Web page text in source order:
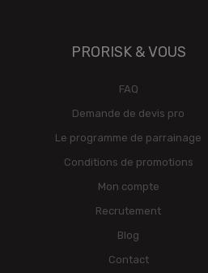
PRORISK & VOUS
FAQ
Demande de devis pro
Le programme de parrainage
Conditions de promotions
Mon compte
Recrutement
Blog
Contact